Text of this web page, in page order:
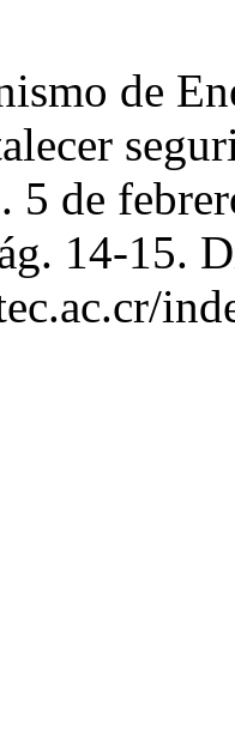
de
de
14-15.